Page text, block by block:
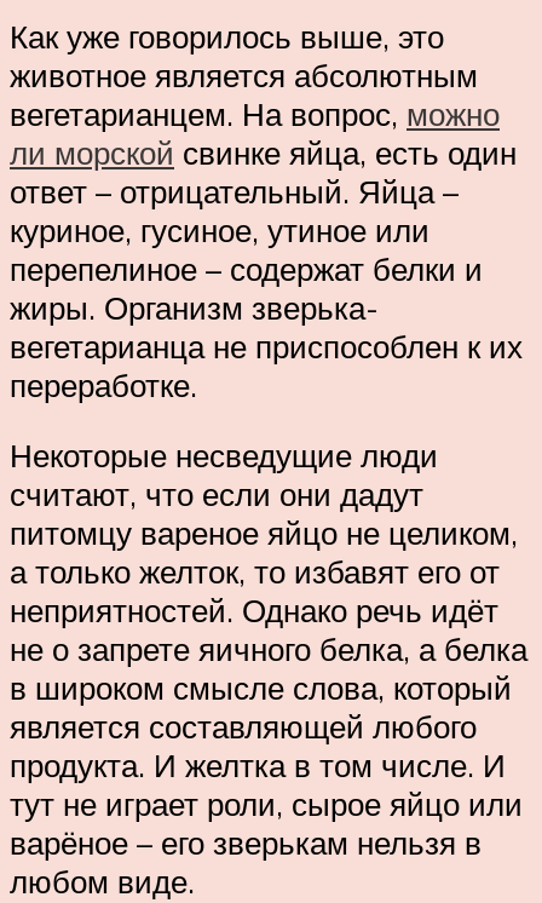
Как уже говорилось выше, это
животное является абсолютным
вегетарианцем. На вопрос, можно
ли морской свинке яйца, есть один
ответ – отрицательный. Яйца –
куриное, гусиное, утиное или
перепелиное – содержат белки и
жиры. Организм зверька-
вегетарианца не приспособлен к их
переработке.
Некоторые несведущие люди
считают, что если они дадут
питомцу вареное яйцо не целиком,
а только желток, то избавят его от
неприятностей. Однако речь идёт
не о запрете яичного белка, а белка
в широком смысле слова, который
является составляющей любого
продукта. И желтка в том числе. И
тут не играет роли, сырое яйцо или
варёное – его зверькам нельзя в
любом виде.